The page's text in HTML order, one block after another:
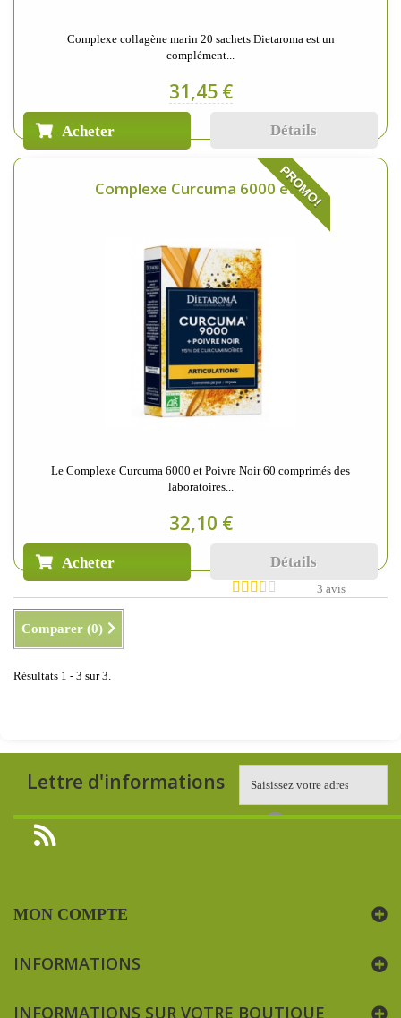
Complexe collagène marin 20 sachets Dietaroma est un
complément...
31,45 €
Acheter Détails
Complexe Curcuma 6000 et...
PROMO!
Le Complexe Curcuma 6000 et Poivre Noir 60 comprimés des
laboratoires...
32,10 €
Acheter Détails
3 avis
Comparer (0)
Résultats 1 - 3 sur 3.
Lettre d'informations
MON COMPTE
INFORMATIONS
INFORMATIONS SUR VOTRE BOUTIQUE